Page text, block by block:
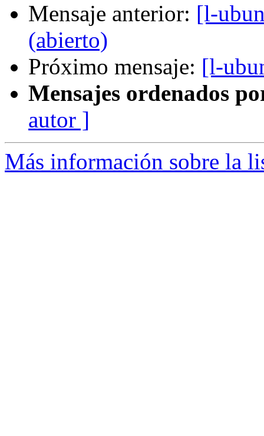
Mensaje anterior: [l-
(abierto)
Próximo mensaje: [l-
Mensajes ordenados
autor ]
Más información sobre la